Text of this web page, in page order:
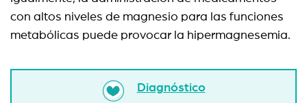
con altos niveles de magnesio para las funciones
metabólicas puede provocar la hipermagnesemia.
Diagnóstico